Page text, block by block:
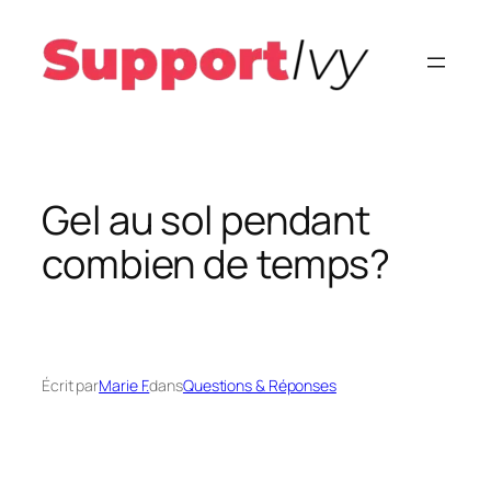
contenu
Gel au sol pendant
combien de temps?
Écrit parMarie F.dansQuestions & Réponses